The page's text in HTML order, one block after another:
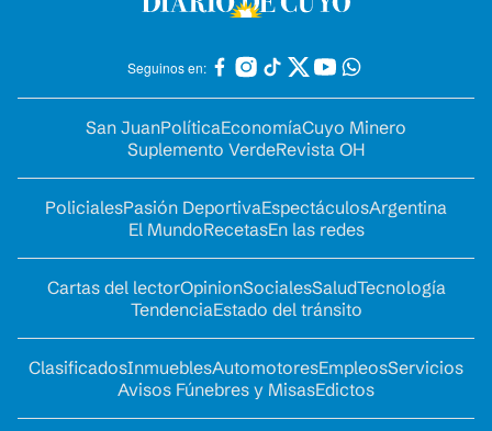
Seguinos en:
San JuanPolíticaEconomíaCuyo Minero
Suplemento VerdeRevista OH
PolicialesPasión DeportivaEspectáculosArgentina
El MundoRecetasEn las redes
Cartas del lectorOpinionSocialesSaludTecnología
TendenciaEstado del tránsito
ClasificadosInmueblesAutomotoresEmpleosServicios
Avisos Fúnebres y MisasEdictos